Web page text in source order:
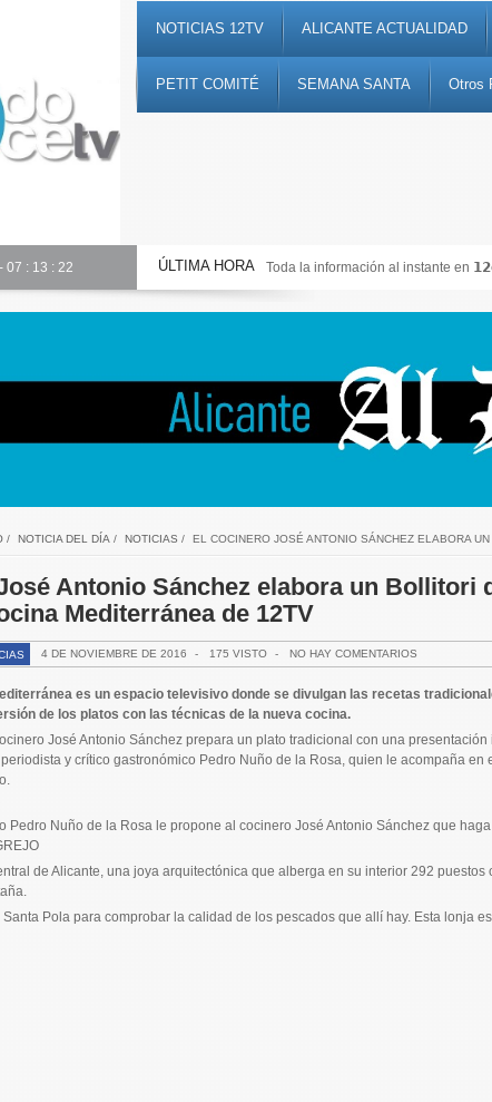
NOTICIAS 12TV ALICANTE ACTUALIDAD
PETIT COMITÉ SEMANA SANTA Otros
- 07 : 13 : 23 ÚLTIMA HORA Toda la información al instante en
/ NOTICIA DEL DÍA / NOTICIAS / EL COCINERO JOSÉ ANTONIO SÁNCHEZ ELABORA
Antonio Sánchez elabora un Bollitori
Mediterránea de 12TV
4 DE NOVIEMBRE DE 2016 - 175 VISTO - NO HAY COMENTARIOS
es un espacio televisivo donde se divulgan las recetas
de los platos con las técnicas de la nueva cocina.
José Antonio Sánchez prepara un plato tradicional con una
y crítico gastronómico Pedro Nuño de la Rosa, quien le acompaña en
Pedro Nuño de la Rosa le propone al cocinero José Antonio Sánchez que
de Alicante, una joya arquitectónica que alberga en su interior 292 puestos
Pola para comprobar la calidad de los pescados que allí hay. Esta lonja